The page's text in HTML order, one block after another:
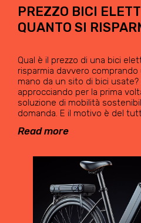
PREZZO BICI
QUANTO SI
Qual è il prezzo di una bici
risparmia davvero
mano da un sito di bici
approcciando per la prima
soluzione di mobilità
domanda. E il motivo è del
Read more